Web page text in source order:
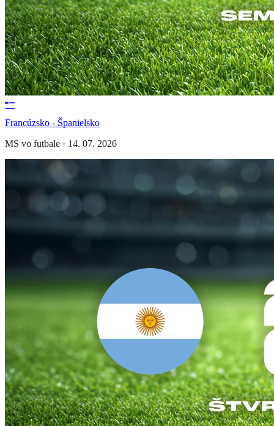
Francúzsko - Španielsko
MS vo futbale · 14. 07. 2026